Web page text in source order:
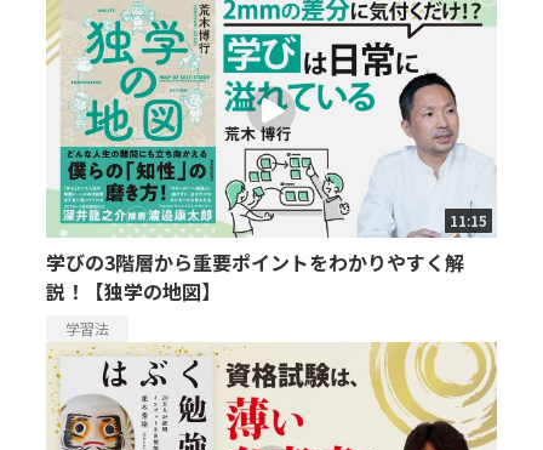
11:15
学びの3階層から重要ポイントをわかりやすく解
説！【独学の地図】
学習法